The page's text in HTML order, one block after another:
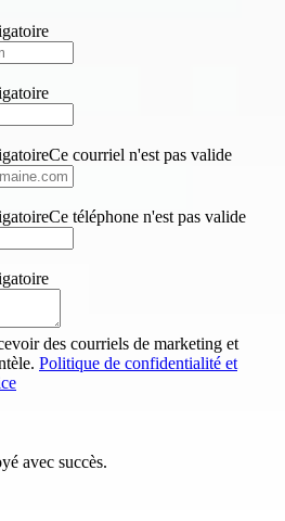
Ce courriel n'est pas valide
Ce téléphone n'est pas valide
des courriels de marketing et
Politique de confidentialité et
avec succès.